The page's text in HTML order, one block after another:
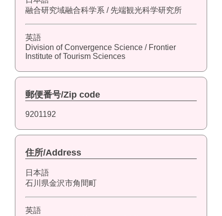
融合研究域融合科学系 / 先端観光科学研究所
英語
Division of Convergence Science / Frontier
Institute of Tourism Sciences
郵便番号/Zip code
9201192
住所/Address
日本語
石川県金沢市角間町
英語